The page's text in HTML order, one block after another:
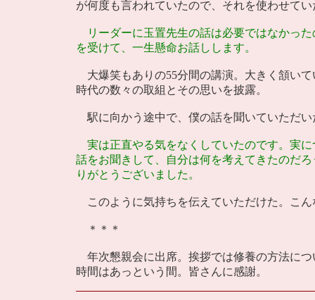
が何度も言われていたので、それを使わせて
リーダーに玉置先生の話は必要ではなかっ
を受けて、一生懸命お話しします。
大爆笑もありの55分間の講演。大きく頷い
時代の数々の取組とその思いを披露。
駅に向かう途中で、僕の話を聞いていただ
実は正直やる気をなくしていたのです。実
話をお聞きして、自分は何を考えてきたのだ
りがとうございました。
このように気持ちを伝えていただけた。こ
＊＊＊
年次懇親会に出席。挨拶では修養の方法に
時間はあっという間。皆さんに感謝。